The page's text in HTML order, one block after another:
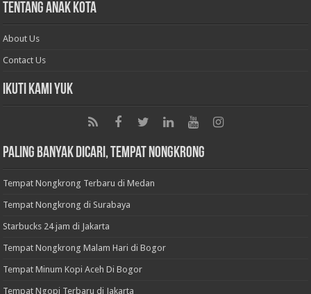
Tentang Anak Kota
About Us
Contact Us
Ikuti Kami Yuk
Paling Banyak Dicari, Tempat Nongkrong
Tempat Nongkrong Terbaru di Medan
Tempat Nongkrong di Surabaya
Starbucks 24 jam di Jakarta
Tempat Nongkrong Malam Hari di Bogor
Tempat Minum Kopi Aceh Di Bogor
Tempat Ngopi Terbaru di Jakarta